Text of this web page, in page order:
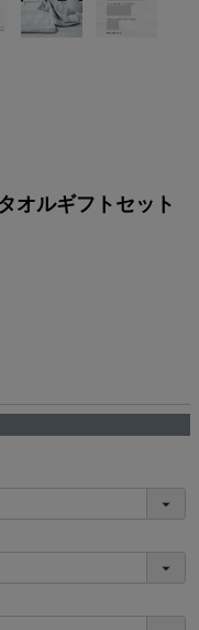
オルギフトセット